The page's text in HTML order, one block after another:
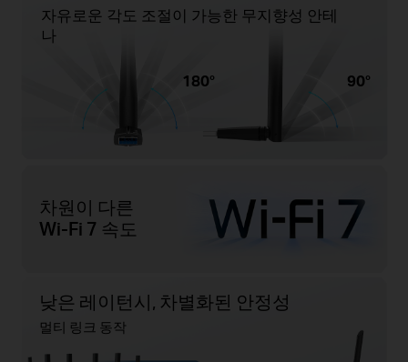
차원이 다른
Wi-Fi 7 속도
낮은 레이턴시, 차별화된 안정성
멀티 링크 동작
자유로운 각도 조절이 가능한 무지향성 안테
나
180° 90°